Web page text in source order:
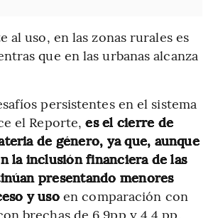
al uso, en las zonas rurales es
que en las urbanas alcanza
persistentes en el sistema
el Reporte, es el cierre de
de género, ya que, aunque
la inclusión financiera de las
presentando menores
y usoen comparación con
brechas de 6,9pp y 4,4 pp,